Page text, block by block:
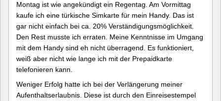
Montag ist wie angekündigt ein Regentag. Am Vormittag
kaufe ich eine türkische Simkarte für mein Handy. Das ist
gar nicht einfach bei ca. 20% Verständigungsmöglichkeit.
Den Rest musste ich erraten. Meine Kenntnisse im Umgang
mit dem Handy sind eh nicht überragend. Es funktioniert,
weiß aber nicht wie lange ich mit der Prepaidkarte
telefonieren kann.
Weniger Erfolg hatte ich bei der Verlängerung meiner
Aufenthaltserlaubnis. Diese ist durch den Einreisestempel